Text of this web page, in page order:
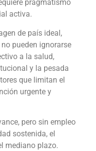
pragmatismo
activa.
de país ideal,
pueden ignorarse
a la salud,
y la pesada
que limitan el
urgente y
pero sin empleo
sostenida, el
mediano plazo.